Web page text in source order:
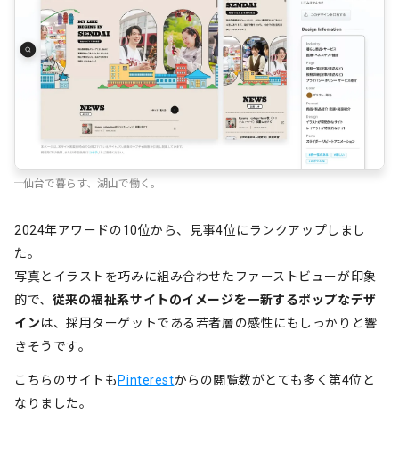
仙台で暮らす、湖山で働く。
2024年アワードの10位から、見事4位にランクアップしまし
た。
写真とイラストを巧みに組み合わせたファーストビューが印象
的で、 従来の福祉系サイトのイメージを一新するポップなデザ
インは、採用ターゲットである若者層の感性にもしっかりと響
きそうです。
こちらのサイトも Pinterestからの閲覧数がとても多く第4位と
なりました。